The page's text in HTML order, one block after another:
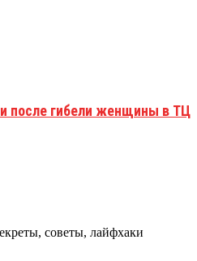
после гибели женщины в ТЦ
советы, лайфхаки